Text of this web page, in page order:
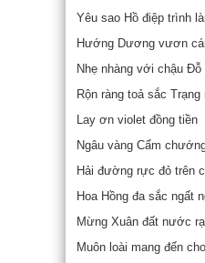
Yêu sao Hồ điệp trình
Hướng Dương vươn
Nhẹ nhàng với chậu Đỗ
Rộn ràng toả sắc
Lay ơn violet đồng tiền
Ngâu vàng Cẩm
Hải đường rực đỏ trên
Hoa Hồng đa sắc ngất
Mừng Xuân đất nước
Muôn loài mang đến